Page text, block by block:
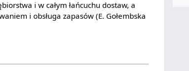
i w całym łańcuchu dostaw, a
i obsługa zapasów (E. Gołembska